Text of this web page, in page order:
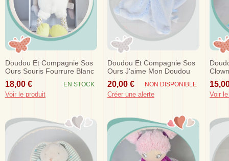
Doudou Et Compagnie Sos
Ours Souris Fourrure Blanc
Jambes Feuilles Les...
18,00 € EN STOCK
Voir le produit
Doudou Et Compagnie Sos
Ours J'aime Mon Doudou
Plat Bleu Dc3161
20,00 € NON DISPONIBLE
Créer une alerte Voir